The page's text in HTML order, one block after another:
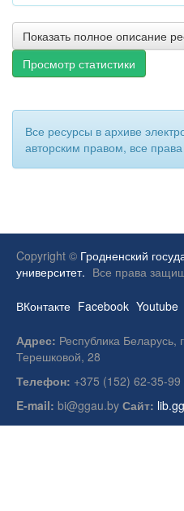
Показать полное описание
Просмотр статистики
Все ресурсы в архиве
авторским правом, все
Copyright © Гродненский
университет. Все права
ВКонтакте Facebook Youtube
Адрес: Республика Беларусь,
Терешковой, 28
Телефон: +375 (152) 62-35-99
E-mail: bi@ggau.by Сайт: